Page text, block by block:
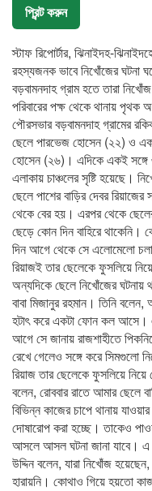
প্রিন্ট করুন
স্টাফ রিপোর্টার, ঝিনাইদহ-
রহস্যজনক ভাবে নিখোঁজের ঘটনা
বড়বামনদাহ গ্রাম হতে তারা
পরিবারের পক্ষ থেকে থানায়
পৌরসভার বড়বামনদাহ গ্রামের
ছেলে পারভেজ হোসেন (২২) ও
হোসেন (২৬)। এদিকে একই সঙ্গে
এলাকায় চাঞ্চলের সৃষ্টি হয়েছে।
ছেলে পাশের বাড়ির দেবর
থেকে বের হয়। এরপর থেকে
ছেড়ে কোন দিন বাহিরে থাকেনি।
দিন আগে থেকে সে এলোমেলো
রিয়াজই তার ছেলেকে ফুসলিয়ে
অন্যদিকে ছেলে নিখোঁজের ঘটনায়
বাবা মিজানুর রহমান। তিনি
হটাৎ করে একটা ফোন কল আসে।
আগে সে জানায় রাজশাহীতে
রেখে গেলেও সঙ্গে করে সিমগুলো
রিয়াজ তার ছেলেকে ফুসলিয়ে
বলেন, রোববার রাতে আমার ছেলে
বিভিন্ন কাজের চাপে থানায়
দোষারোপ করা হচ্ছে। তাকেও
আসলে আসল ঘটনা জানা যাবে। এ
উদ্দিন বলেন, যারা নিখোঁজ
হারায়নি। কোথাও গিয়ে হয়তো